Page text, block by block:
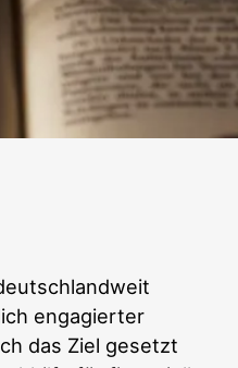
engagierter
das Ziel gesetzt